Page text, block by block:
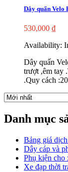
Dây quấn Velo
530,000 ₫
Availability:
Dây quấn
trượt ,êm tay
.Quy cách
Danh mục
Bảng giá
Dây cáp và
Phụ kiện cho
Xe đạp thời